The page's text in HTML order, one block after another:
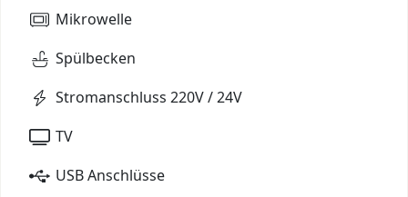
Mikrowelle
Spülbecken
Stromanschluss 220V / 24V
TV
USB Anschlüsse